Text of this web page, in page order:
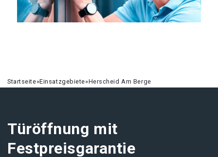
Startseite»Einsatzgebiete»Herscheid Am Berge
Türöffnung mit
Festpreisgarantie